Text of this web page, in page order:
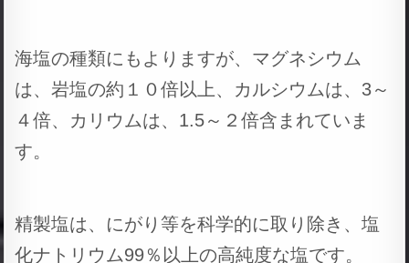
海塩の種類にもよりますが、マグネシウム
は、岩塩の約１０倍以上、カルシウムは、3～
４倍、カリウムは、1.5～２倍含まれていま
す。
精製塩は、にがり等を科学的に取り除き、塩
化ナトリウム99％以上の高純度な塩です。